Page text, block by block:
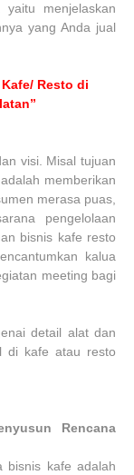
menjelaskan
yang Anda jual
Resto di
visi. Misal tujuan
memberikan
merasa puas,
pengelolaan
bisnis kafe resto
kalua
meeting bagi
detail alat dan
di kafe atau resto
Rencana
bisnis kafe adalah